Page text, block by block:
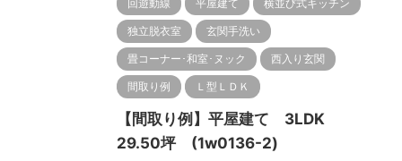
回遊動線 平屋建て 横並び式キッチン
独立脱衣室 玄関手洗い
畳コーナー･和室･ヌック 西入り玄関
間取り例 Ｌ型ＬＤＫ
【間取り例】平屋建て 3LDK
29.50坪 (1w0136-2)